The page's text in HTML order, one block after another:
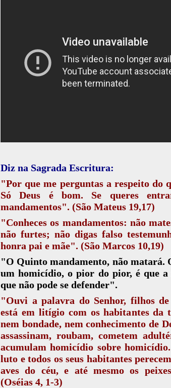
Diz na Sagrada Escritura:
"Por que me perguntas a respeito do
Só Deus é bom. Se queres
mandamentos". (São Mateus 19,17)
"Conheces os mandamentos: não
não furtes; não digas falso
honra pai e mãe". (São Marcos 10,19)
"O Quinto mandamento, não matará.
um homicídio, o pior do pior, é que
que não pode se defender".
"Ouvi a palavra do Senhor, filhos
está em litígio com os habitantes da
nem bondade, nem conhecimento de
assassinam, roubam, cometem
acumulam homicídio sobre
luto e todos os seus habitantes
aves do céu, e até mesmo os
(Oséias 4, 1-3)